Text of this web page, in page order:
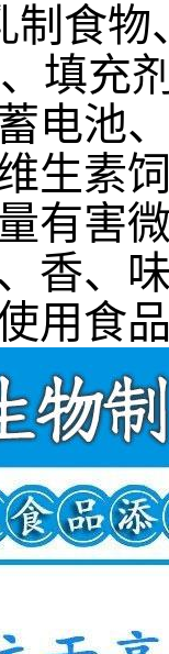
制食
填充
电池
生素
有害
香、
用食